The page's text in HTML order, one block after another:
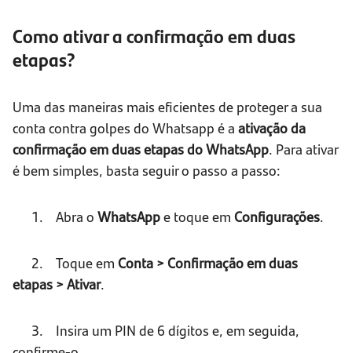
Como ativar a confirmação em duas
etapas?
Uma das maneiras mais eficientes de proteger a sua
conta contra golpes do Whatsapp é a ativação da
confirmação em duas etapas do WhatsApp. Para ativar
é bem simples, basta seguir o passo a passo:
1. Abra o WhatsAppe toque em Configurações.
2. Toque em Conta > Confirmação em duas
etapas > Ativar.
3. Insira um PIN de 6 dígitos e, em seguida,